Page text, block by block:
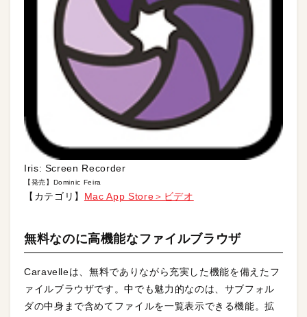
Iris: Screen Recorder
【発売】Dominic Feira
【カテゴリ】 Mac App Store＞ビデオ
無料なのに高機能なファイルブラウザ
Caravelleは、無料でありながら充実した機能を備えたフ
ァイルブラウザです。中でも魅力的なのは、サブフォル
ダの中身まで含めてファイルを一覧表示できる機能。拡